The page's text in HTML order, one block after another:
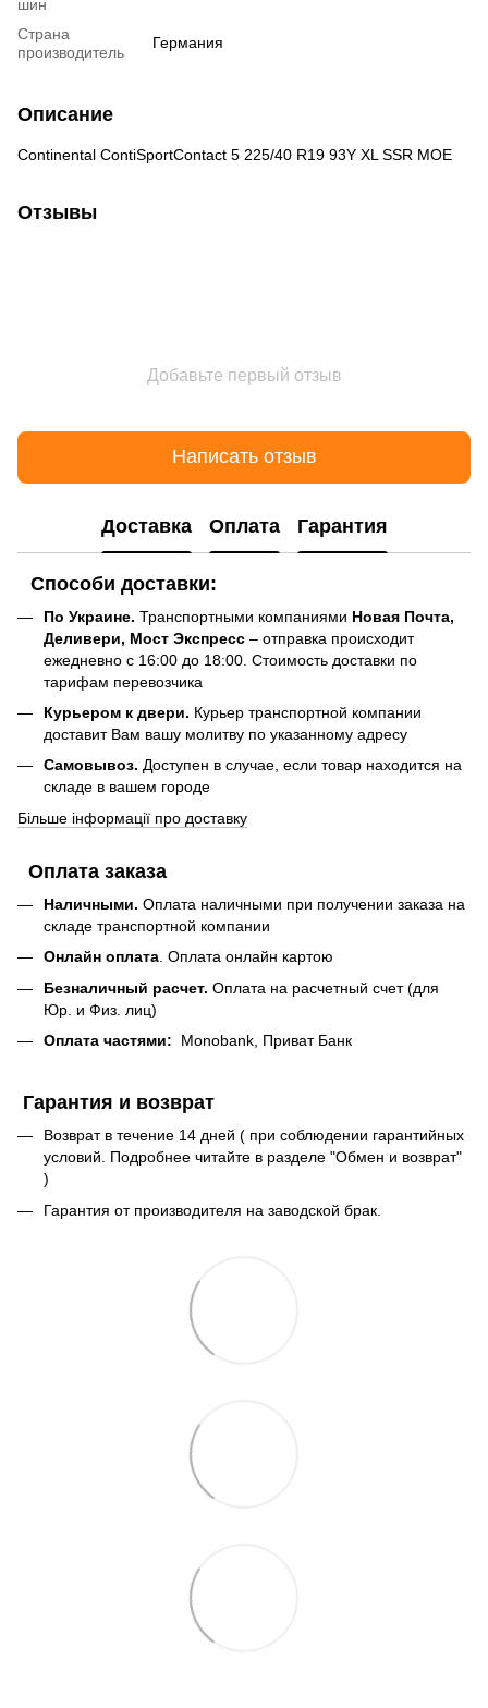
шин
Страна
производитель
Германия
Описание
Continental ContiSportContact 5 225/40 R19 93Y XL SSR MOE
Отзывы
Добавьте первый отзыв
Написать отзыв
Доставка Оплата Гарантия
Способи доставки:
По Украине. Транспортными компаниями Новая Почта,
Деливери, Мост Экспресс – отправка происходит
ежедневно с 16:00 до 18:00. Стоимость доставки по
тарифам перевозчика
Курьером к двери. Курьер транспортной компании
доставит Вам вашу молитву по указанному адресу
Самовывоз. Доступен в случае, если товар находится на
складе в вашем городе
Більше інформації про доставку
Оплата заказа
Наличными. Оплата наличными при получении заказа на
складе транспортной компании
Онлайн оплата . Оплата онлайн картою
Безналичный расчет. Оплата на расчетный счет (для
Юр. и Физ. лиц)
Оплата частями: Monobank, Приват Банк
Гарантия и возврат
Возврат в течение 14 дней ( при соблюдении гарантийных
условий. Подробнее читайте в разделе "Обмен и возврат"
)
Гарантия от производителя на заводской брак.